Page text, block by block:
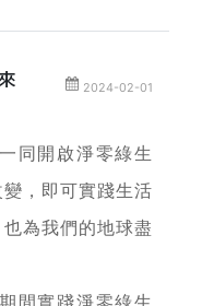
2024-02-01
同開啟淨零綠生
，即可實踐生活
為我們的地球盡
間實踐淨零綠生